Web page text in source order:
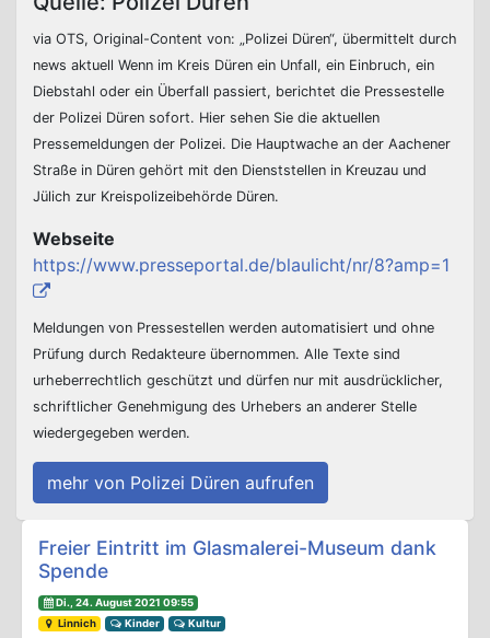
via OTS, Original-Content von: „Polizei Düren“, übermittelt durch
news aktuell Wenn im Kreis Düren ein Unfall, ein Einbruch, ein
Diebstahl oder ein Überfall passiert, berichtet die Pressestelle
der Polizei Düren sofort. Hier sehen Sie die aktuellen
Pressemeldungen der Polizei. Die Hauptwache an der Aachener
Straße in Düren gehört mit den Dienststellen in Kreuzau und
Jülich zur Kreispolizeibehörde Düren.
Webseite
https://www.presseportal.de/blaulicht/nr/8?amp=1
Meldungen von Pressestellen werden automatisiert und ohne
Prüfung durch Redakteure übernommen. Alle Texte sind
urheberrechtlich geschützt und dürfen nur mit ausdrücklicher,
schriftlicher Genehmigung des Urhebers an anderer Stelle
wiedergegeben werden.
mehr von Polizei Düren aufrufen
Beitrags-Navigation
Freier Eintritt im Glasmalerei-Museum dank
Spende
Di., 24. August 2021 09:55
Linnich
Kinder Kultur